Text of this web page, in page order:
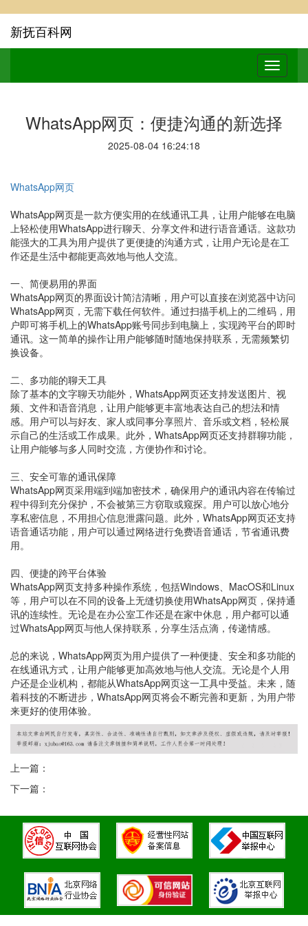
新抚百科网
WhatsApp网页：便捷沟通的新选择
2025-08-04 16:24:18
WhatsApp网页
WhatsApp网页是一款方便实用的在线通讯工具，让用户能够在电脑
上轻松使用WhatsApp进行聊天、分享文件和进行语音通话。这款功
能强大的工具为用户提供了更便捷的沟通方式，让用户无论是在工
作还是生活中都能更高效地与他人交流。
一、简便易用的界面
WhatsApp网页的界面设计简洁清晰，用户可以直接在浏览器中访问
WhatsApp网页，无需下载任何软件。通过扫描手机上的二维码，用
户即可将手机上的WhatsApp账号同步到电脑上，实现跨平台的即时
通讯。这一简单的操作让用户能够随时随地保持联系，无需频繁切
换设备。
二、多功能的聊天工具
除了基本的文字聊天功能外，WhatsApp网页还支持发送图片、视
频、文件和语音消息，让用户能够更丰富地表达自己的想法和情
感。用户可以与好友、家人或同事分享照片、音乐或文档，轻松展
示自己的生活或工作成果。此外，WhatsApp网页还支持群聊功能，
让用户能够与多人同时交流，方便协作和讨论。
三、安全可靠的通讯保障
WhatsApp网页采用端到端加密技术，确保用户的通讯内容在传输过
程中得到充分保护，不会被第三方窃取或窥探。用户可以放心地分
享私密信息，不用担心信息泄露问题。此外，WhatsApp网页还支持
语音通话功能，用户可以通过网络进行免费语音通话，节省通讯费
用。
四、便捷的跨平台体验
WhatsApp网页支持多种操作系统，包括Windows、MacOS和Linux
等，用户可以在不同的设备上无缝切换使用WhatsApp网页，保持通
讯的连续性。无论是在办公室工作还是在家中休息，用户都可以通
过WhatsApp网页与他人保持联系，分享生活点滴，传递情感。
总的来说，WhatsApp网页为用户提供了一种便捷、安全和多功能的
在线通讯方式，让用户能够更加高效地与他人交流。无论是个人用
户还是企业机构，都能从WhatsApp网页这一工具中受益。未来，随
着科技的不断进步，WhatsApp网页将会不断完善和更新，为用户带
来更好的使用体验。
上一篇：
下一篇：